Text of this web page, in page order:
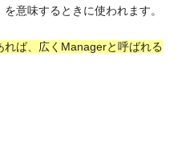
意味するときに使われます。
ば、広くManagerと呼ばれる